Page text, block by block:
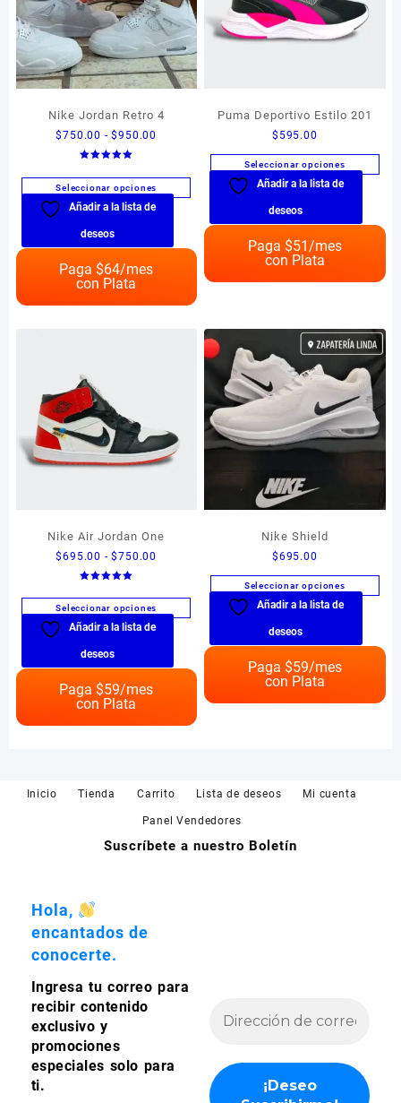
Nike Jordan Retro 4
$750.00 - $950.00
desde
$750.00
$950.00
5.00
de 5
Seleccionar opciones
Este
tiene
múltiples
variantes.
en
la
página
de
producto
Añadir a la lista de
deseos
Paga $64/mes
con Plata
Puma Deportivo Estilo 201
$ 595.00
Seleccionar opciones
Este
tiene
múltiples
variantes.
Las
pueden
elegir
en
la
página
de
producto
Añadir a la lista de
deseos
Paga $51 /mes
con Plata
Nike Air Jordan One
$695.00 - $750.00
desde
$695.00
$750.00
5.00
de 5
Seleccionar opciones
Este
tiene
múltiples
variantes.
Las
elegir
Añadir a la lista de
deseos
Paga $59/mes
con Plata
Nike Shield
$695.00
Seleccionar opciones
Este
tiene
múltiples
variantes.
Las
en
de
Añadir a la lista de
deseos
Paga $59/mes
con Plata
Inicio Tienda Carrito Lista de deseos Mi cuenta
Panel Vendedores
Suscríbete a nuestro Boletín
Hola,
encantados de
conocerte.
Ingresa tu correo para
recibir contenido
exclusivo y
promociones
especiales solo para
ti.